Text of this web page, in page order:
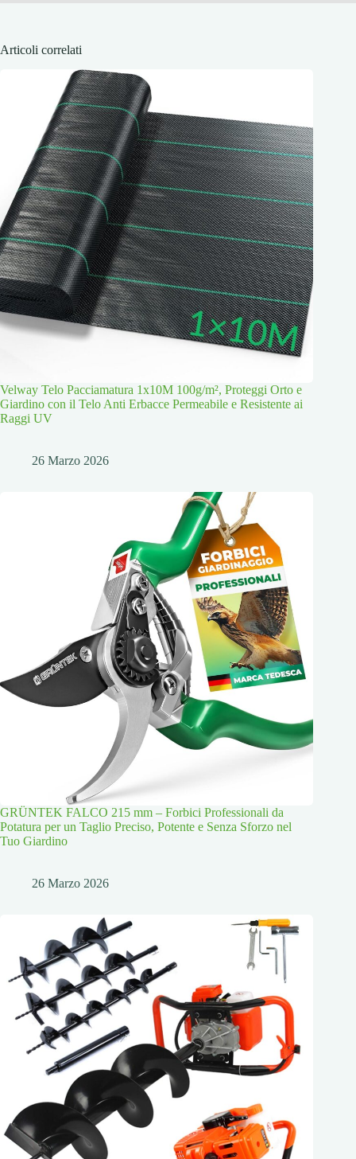
Articoli correlati
Velway Telo Pacciamatura 1x10M 100g/m², Proteggi Orto e
Giardino con il Telo Anti Erbacce Permeabile e Resistente ai
Raggi UV
26 Marzo 2026
GRÜNTEK FALCO 215 mm – Forbici Professionali da
Potatura per un Taglio Preciso, Potente e Senza Sforzo nel
Tuo Giardino
26 Marzo 2026